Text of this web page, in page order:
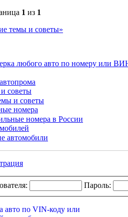
1 из 1
темы и советы»
любого авто по номеру или
советы
и советы
номера
номера в России
автомобили
Пароль: